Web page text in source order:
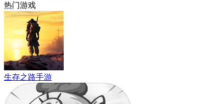
热门游戏
生存之路手游